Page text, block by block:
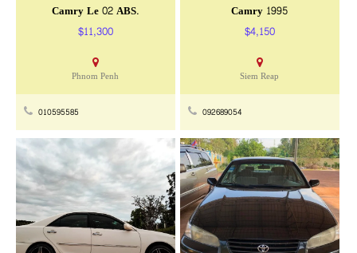
Camry Le 02 ABS.
$11,300
Phnom Penh
010595585
Camry 1995
$4,150
Siem Reap
092689054